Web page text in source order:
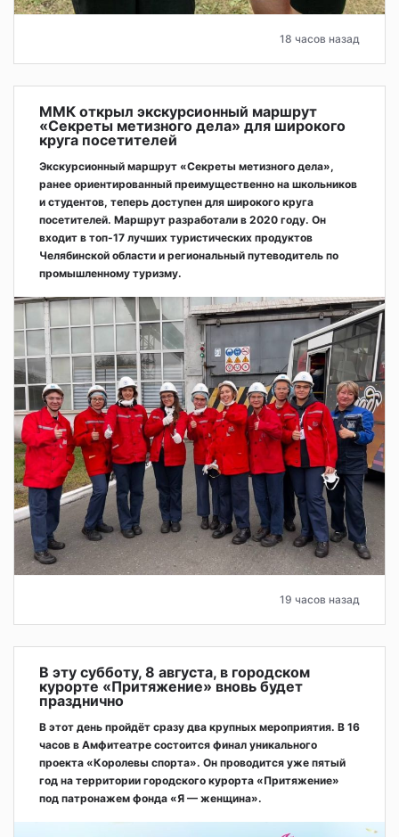
18 часов назад
ММК открыл экскурсионный маршрут
«Секреты метизного дела» для широкого
круга посетителей
Экскурсионный маршрут «Секреты метизного дела»,
ранее ориентированный преимущественно на школьников
и студентов, теперь доступен для широкого круга
посетителей. Маршрут разработали в 2020 году. Он
входит в топ-17 лучших туристических продуктов
Челябинской области и региональный путеводитель по
промышленному туризму.
19 часов назад
В эту субботу, 8 августа, в городском
курорте «Притяжение» вновь будет
празднично
В этот день пройдёт сразу два крупных мероприятия. В 16
часов в Амфитеатре состоится финал уникального
проекта «Королевы спорта». Он проводится уже пятый
год на территории городского курорта «Притяжение»
под патронажем фонда «Я — женщина».